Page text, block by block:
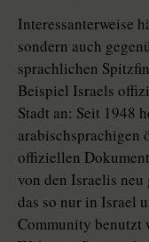
Interessanterweise
sondern auch
sprachlichen
Beispiel Israels
Stadt an: Seit 1948
arabischsprachigen
offiziellen
von den Israelis neu
das so nur in Israel
Community benutzt